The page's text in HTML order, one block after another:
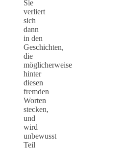
Sie
verliert
sich
dann
in den
Geschichten,
die
möglicherweise
hinter
diesen
fremden
Worten
stecken,
und
wird
unbewusst
Teil